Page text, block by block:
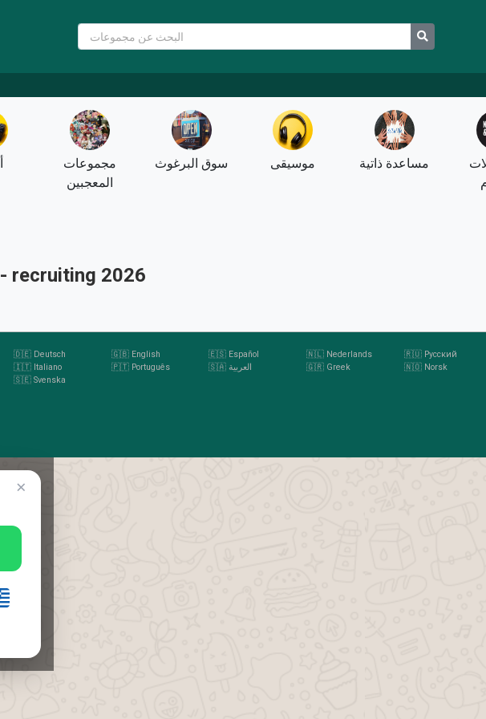
مجموعات
المعجبين
سوق البرغوث موسيقى مساعدة ذاتية
مجموعات واتساب - recruiting 2026
🇩🇪 Deutsch 🇬🇧 English 🇪🇸 Español 🇳🇱 Nederlands 🇷🇺 Русский
🇮🇹 Italiano
🇵🇹 Português 🇸🇦 العربية 🇬🇷 Greek 🇳🇴 Norsk
🇸🇪 Svenska
×